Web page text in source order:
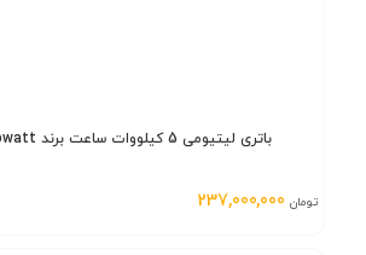
باتری لیتیومی 5 کیلووات ساعت برند Growatt | رکمونت
تومان